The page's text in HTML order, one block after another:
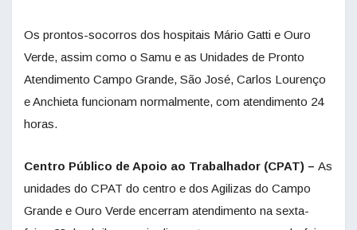
Os prontos-socorros dos hospitais Mário Gatti e Ouro
Verde, assim como o Samu e as Unidades de Pronto
Atendimento Campo Grande, São José, Carlos Lourenço
e Anchieta funcionam normalmente, com atendimento 24
horas.
Centro Público de Apoio ao Trabalhador (CPAT) – As
unidades do CPAT do centro e dos Agilizas do Campo
Grande e Ouro Verde encerram atendimento na sexta-